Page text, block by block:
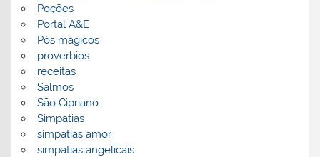
Poções
Portal A&E
Pós mágicos
proverbios
receitas
Salmos
São Cipriano
Simpatias
simpatias amor
simpatias angelicais